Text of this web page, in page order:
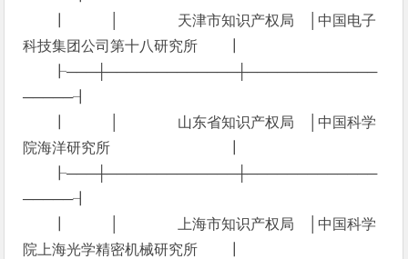
┃ │ 天津市知识产权局 │中国电子
科技集团公司第十八研究所 ┃
┠───┼─────────────┼─────────────
─────┨
┃ │ 山东省知识产权局 │中国科学
院海洋研究所 ┃
┠───┼─────────────┼─────────────
─────┨
┃ │ 上海市知识产权局 │中国科学
院上海光学精密机械研究所 ┃